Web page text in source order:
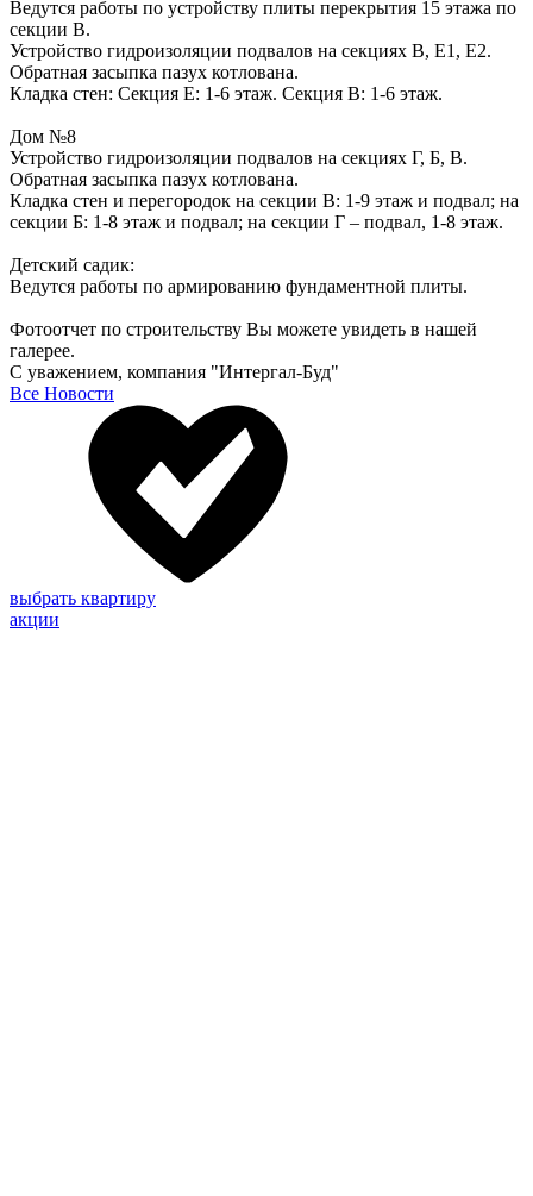
Ведутся работы по устройству плиты перекрытия 15 этажа по
секции В.
Устройство гидроизоляции подвалов на секциях В, Е1, Е2.
Обратная засыпка пазух котлована.
Кладка стен: Секция Е: 1-6 этаж. Секция В: 1-6 этаж.
Дом №8
Устройство гидроизоляции подвалов на секциях Г, Б, В.
Обратная засыпка пазух котлована.
Кладка стен и перегородок на секции В: 1-9 этаж и подвал; на
секции Б: 1-8 этаж и подвал; на секции Г – подвал, 1-8 этаж.
Детский садик:
Ведутся работы по армированию фундаментной плиты.
Фотоотчет по строительству Вы можете увидеть в нашей
галерее.
С уважением, компания "Интергал-Буд"
Все Новости
выбрать квартиру
акции